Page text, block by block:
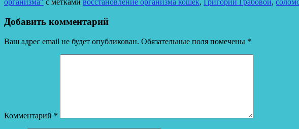
организма" с метками восстановление организма кошек, Григорий Грабовой,
Добавить комментарий
Ваш адрес email не будет опубликован. Обязательные поля помечены *
Комментарий *